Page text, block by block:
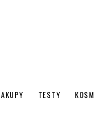
TESTY